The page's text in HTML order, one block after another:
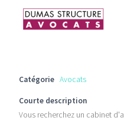
Catégorie Avocats
Courte description
Vous recherchez un cabinet